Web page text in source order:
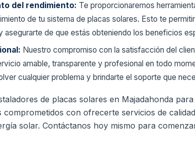
del rendimiento: Te proporcionaremos
de tu sistema de placas solares. Esto te
asegurarte de que estás obteniendo los beneficios
Nuestro compromiso con la satisfacción del
amable, transparente y profesional en todo
cualquier problema y brindarte el soporte que
de placas solares en Majadahonda
comprometidos con ofrecerte servicios de
solar. Contáctanos hoy mismo para